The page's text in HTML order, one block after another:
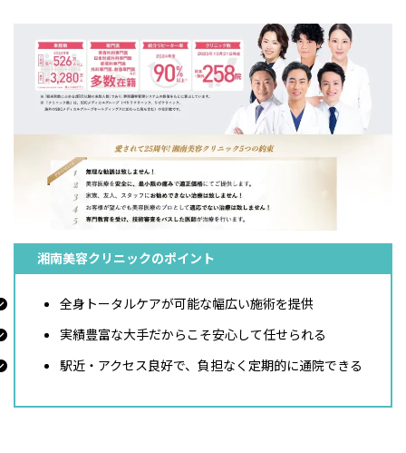
湘南美容クリニックのポイント
全身トータルケアが可能な幅広い施術を提供
実績豊富な大手だからこそ安心して任せられる
駅近・アクセス良好で、負担なく定期的に通院できる